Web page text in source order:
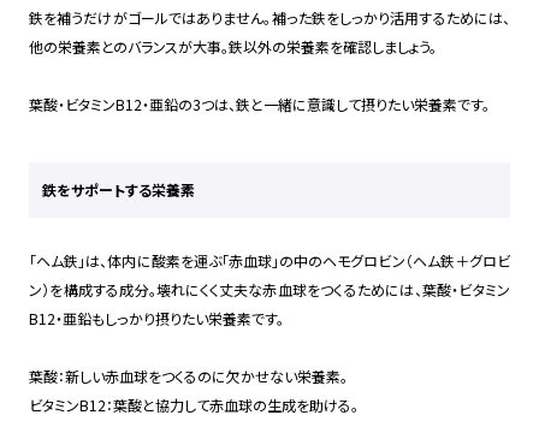
鉄を補うだけがゴールではありません。補った鉄をしっかり活用するためには、
他の栄養素とのバランスが大事。鉄以外の栄養素を確認しましょう。
葉酸・ビタミンB12・亜鉛の3つは、鉄と一緒に意識して摂りたい栄養素です。
鉄をサポートする栄養素
「ヘム鉄」は、体内に酸素を運ぶ「赤血球」の中のヘモグロビン（ヘム鉄＋グロビ
ン）を構成する成分。壊れにくく丈夫な赤血球をつくるためには、葉酸・ビタミン
B12・亜鉛もしっかり摂りたい栄養素です。
葉酸：新しい赤血球をつくるのに欠かせない栄養素。
ビタミンB12：葉酸と協力して赤血球の生成を助ける。